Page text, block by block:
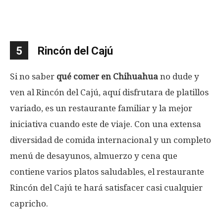
5 Rincón del Cajú
Si no saber qué comer en Chihuahua no dude y
ven al Rincón del Cajú, aquí disfrutara de platillos
variado, es un restaurante familiar y la mejor
iniciativa cuando este de viaje. Con una extensa
diversidad de comida internacional y un completo
menú de desayunos, almuerzo y cena que
contiene varios platos saludables, el restaurante
Rincón del Cajú te hará satisfacer casi cualquier
capricho.